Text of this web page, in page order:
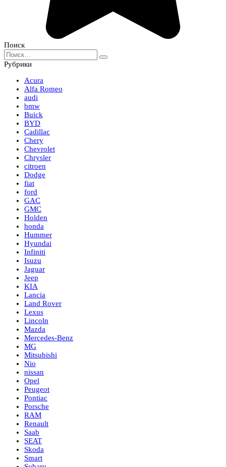
Поиск
Search
for:
Рубрики
Acura
Alfa Romeo
audi
bmw
Buick
BYD
Cadillac
Chery
Chevrolet
Chrysler
citroen
Dodge
fiat
ford
GAC
GMC
Holden
honda
Hummer
Hyundai
Infiniti
Isuzu
Jaguar
Jeep
KIA
Lancia
Land Rover
Lexus
Lincoln
Mazda
Mercedes-Benz
MG
Mitsubishi
Nio
nissan
Opel
Peugeot
Pontiac
Porsche
RAM
Renault
Saab
SEAT
Skoda
Smart